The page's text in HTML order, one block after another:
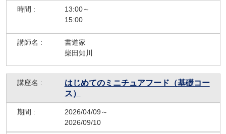
13:00～
15:00
書道家
柴田知川
はじめてのミニチュアフード（基礎コー
ス）
2026/04/09～
2026/09/10